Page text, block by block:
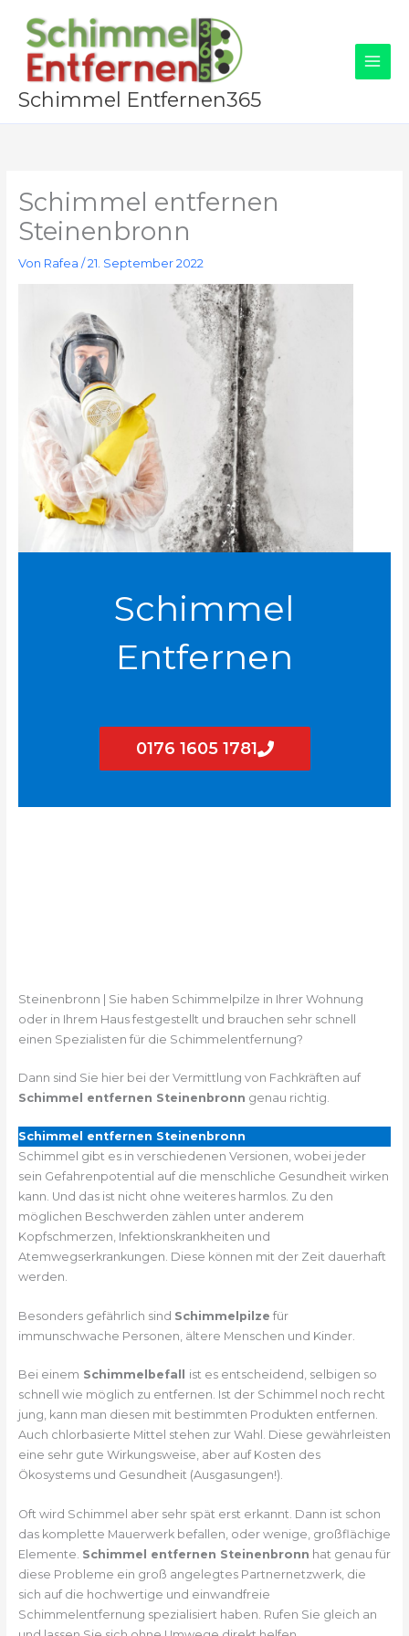
Inhalt
springen
Schimmel Entfernen365
Schimmel entfernen
Steinenbronn
Von Rafea /21. September 2022
Schimmel
Entfernen
0176 1605 1781
Steinenbronn | Sie haben Schimmelpilze in Ihrer Wohnung
oder in Ihrem Haus festgestellt und brauchen sehr schnell
einen Spezialisten für die Schimmelentfernung?
Dann sind Sie hier bei der Vermittlung von Fachkräften auf
Schimmel entfernen Steinenbronn genau richtig.
Schimmel entfernen Steinenbronn
Schimmel gibt es in verschiedenen Versionen, wobei jeder
sein Gefahrenpotential auf die menschliche Gesundheit wirken
kann. Und das ist nicht ohne weiteres harmlos. Zu den
möglichen Beschwerden zählen unter anderem
Kopfschmerzen, Infektionskrankheiten und
Atemwegserkrankungen. Diese können mit der Zeit dauerhaft
werden.
Besonders gefährlich sind Schimmelpilze für
immunschwache Personen, ältere Menschen und Kinder.
Bei einem Schimmelbefall ist es entscheidend, selbigen so
schnell wie möglich zu entfernen. Ist der Schimmel noch recht
jung, kann man diesen mit bestimmten Produkten entfernen.
Auch chlorbasierte Mittel stehen zur Wahl. Diese gewährleisten
eine sehr gute Wirkungsweise, aber auf Kosten des
Ökosystems und Gesundheit (Ausgasungen!).
Oft wird Schimmel aber sehr spät erst erkannt. Dann ist schon
das komplette Mauerwerk befallen, oder wenige, großflächige
Elemente. Schimmel entfernen Steinenbronn hat genau für
diese Probleme ein groß angelegtes Partnernetzwerk, die
sich auf die hochwertige und einwandfreie
Schimmelentfernung spezialisiert haben. Rufen Sie gleich an